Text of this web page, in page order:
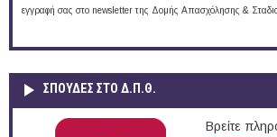
εγγραφή σας στο newsletter της Δομής Απασχόλησης &
ΣΠΟΥΔΈΣ ΣΤΟ Δ.Π.Θ.
Βρείτε